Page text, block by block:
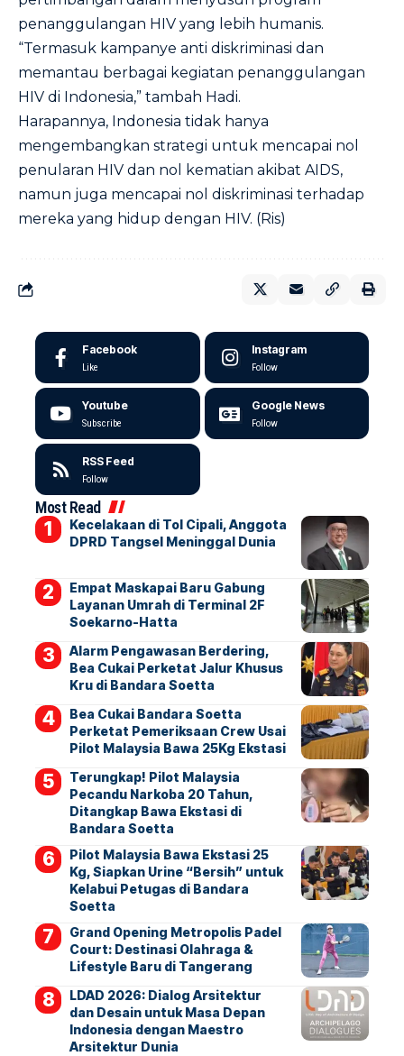
penanggulangan HIV yang lebih humanis.
“Termasuk kampanye anti diskriminasi dan
memantau berbagai kegiatan penanggulangan
HIV di Indonesia,” tambah Hadi.
Harapannya, Indonesia tidak hanya
mengembangkan strategi untuk mencapai nol
penularan HIV dan nol kematian akibat AIDS,
namun juga mencapai nol diskriminasi terhadap
mereka yang hidup dengan HIV. (Ris)
Facebook
Like
Instagram
Follow
Youtube
Subscribe
Google News
Follow
RSS Feed
Follow
Most Read
Kecelakaan di Tol Cipali, Anggota
DPRD Tangsel Meninggal Dunia
Empat Maskapai Baru Gabung
Layanan Umrah di Terminal 2F
Soekarno-Hatta
Alarm Pengawasan Berdering,
Bea Cukai Perketat Jalur Khusus
Kru di Bandara Soetta
Bea Cukai Bandara Soetta
Perketat Pemeriksaan Crew Usai
Pilot Malaysia Bawa 25Kg Ekstasi
Terungkap! Pilot Malaysia
Pecandu Narkoba 20 Tahun,
Ditangkap Bawa Ekstasi di
Bandara Soetta
Pilot Malaysia Bawa Ekstasi 25
Kg, Siapkan Urine “Bersih” untuk
Kelabui Petugas di Bandara
Soetta
Grand Opening Metropolis Padel
Court: Destinasi Olahraga &
Lifestyle Baru di Tangerang
LDAD 2026: Dialog Arsitektur
dan Desain untuk Masa Depan
Indonesia dengan Maestro
Arsitektur Dunia